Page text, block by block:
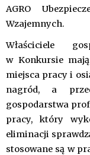
AGRO
Wzajemnych.
Właściciele
w Konkursie
miejsca pracy i
nagród, a
gospodarstwa
pracy, który
eliminacji
stosowane są w